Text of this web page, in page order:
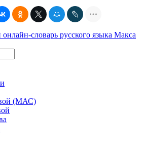
словарь русского языка Макса
(МАС)